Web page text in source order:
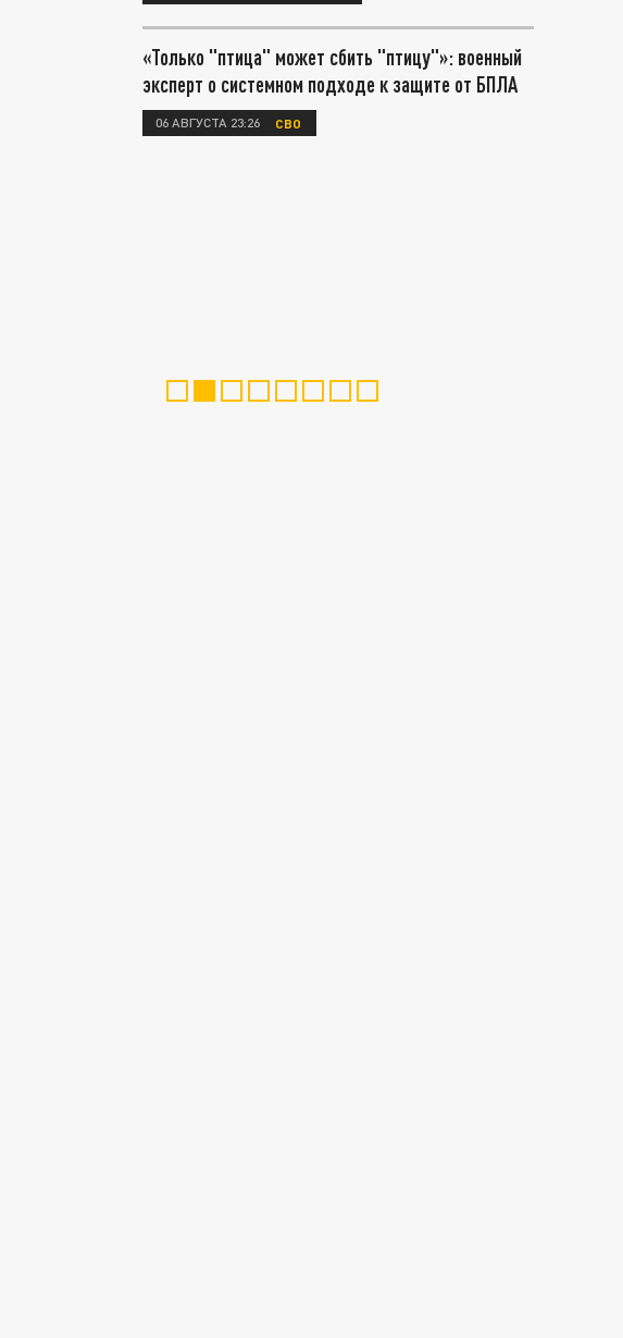
«Только "птица" может сбить "птицу"»: военный
эксперт о системном подходе к защите от БПЛА
06 АВГУСТА 23:26 СВО